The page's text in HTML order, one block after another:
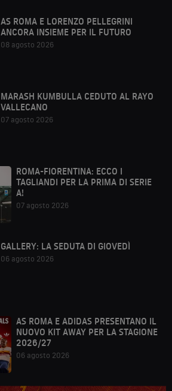
AS ROMA E LORENZO PELLEGRINI
ANCORA INSIEME PER IL FUTURO
08 agosto 2026
MARASH KUMBULLA CEDUTO AL RAYO
VALLECANO
07 agosto 2026
ROMA-FIORENTINA: ECCO I
TAGLIANDI PER LA PRIMA DI SERIE
A!
07 agosto 2026
GALLERY: LA SEDUTA DI GIOVEDÌ
06 agosto 2026
AS ROMA E ADIDAS PRESENTANO IL
NUOVO KIT AWAY PER LA STAGIONE
2026/27
06 agosto 2026